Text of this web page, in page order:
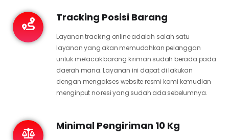
Tracking Posisi Barang
Layanan tracking online adalah salah satu
layanan yang akan memudahkan pelanggan
untuk melacak barang kiriman sudah berada pada
daerah mana. Layanan ini dapat di lakukan
dengan mengakses website resmi kami kemudian
menginput no resi yang sudah ada sebelumnya.
Minimal Pengiriman 10 Kg